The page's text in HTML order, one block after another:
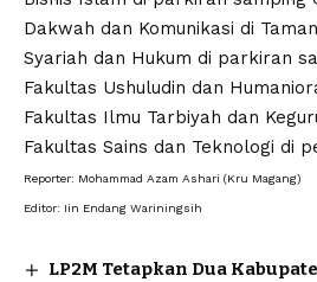
Dakwah dan Komunikasi di
Syariah dan Hukum di parkiran
Fakultas Ushuludin dan
Fakultas Ilmu Tarbiyah dan
Fakultas Sains dan Teknologi di
Reporter: Mohammad Azam Ashari (Kru Magang)
Editor: Iin Endang Wariningsih
LP2M Tetapkan Dua